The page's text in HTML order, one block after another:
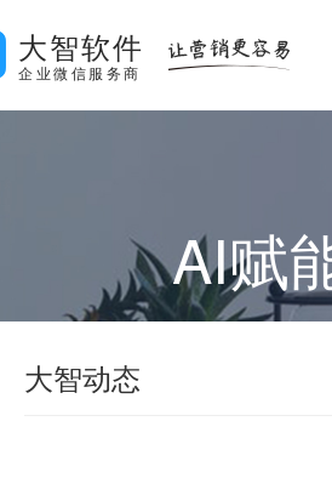
大智软件
企业微信服务商
AI赋
大智动态